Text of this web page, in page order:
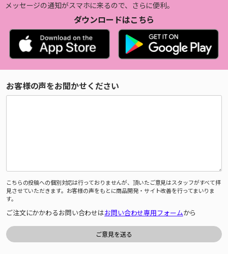
メッセージの通知がスマホに来るので、さらに便利。
ダウンロードはこちら
お客様の声をお聞かせください
こちらの投稿への個別対応は行っておりませんが、頂いたご意見はスタッフがすべて拝
見させていただきます。お客様の声をもとに商品開発・サイト改善を行ってまいりま
す。
ご注文にかかわるお問い合わせはお問い合わせ専用フォームから